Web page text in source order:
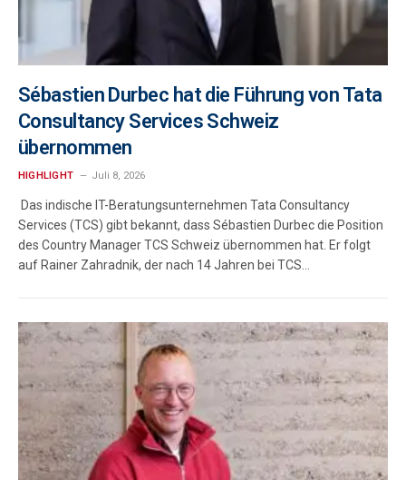
Sébastien Durbec hat die Führung von Tata
Consultancy Services Schweiz
übernommen
HIGHLIGHT Juli 8, 2026
Das indische IT-Beratungsunternehmen Tata Consultancy
Services (TCS) gibt bekannt, dass Sébastien Durbec die Position
des Country Manager TCS Schweiz übernommen hat. Er folgt
auf Rainer Zahradnik, der nach 14 Jahren bei TCS…